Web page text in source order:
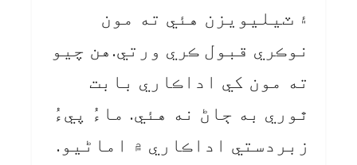
۽ ٽيليويزن هئي ته مون
نوڪري قبول ڪري ورتي.هن چيو
ته مون کي اداڪاري بابت
ٿوري به ڄاڻ نه هئي. ماءُ پيءُ
زبردستي اداڪاري ۾ اماڻيو.